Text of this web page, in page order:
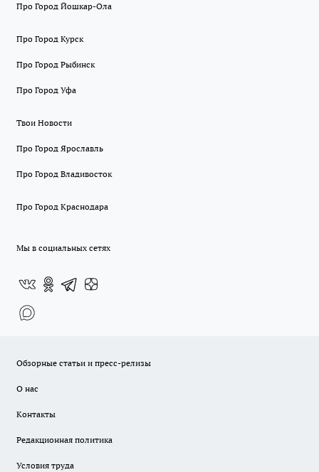
Про Город Йошкар-Ола
Про Город Курск
Про Город Рыбинск
Про Город Уфа
Твои Новости
Про Город Ярославль
Про Город Владивосток
Про Город Краснодара
Мы в социальных сетях
Обзорные статьи и пресс-релизы
О нас
Контакты
Редакционная политика
Условия труда